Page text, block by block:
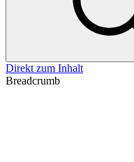
Direkt zum Inhalt
Breadcrumb